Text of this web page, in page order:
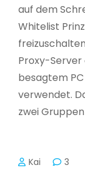
auf dem
Whitelist
Proxy-Server
besagtem
verwendet.
zwei
Kai 3